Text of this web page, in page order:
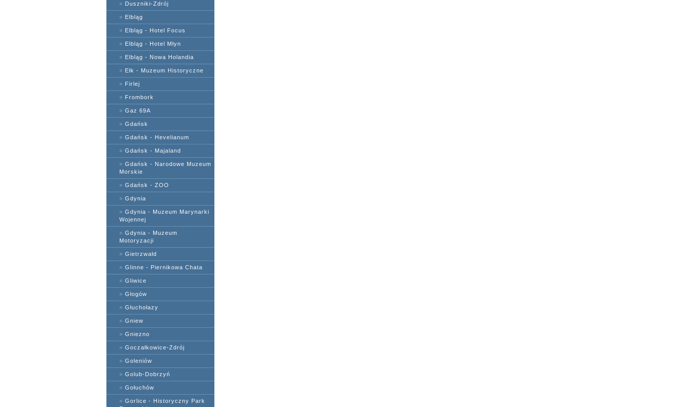
» Duszniki-Zdrój
» Elbląg
» Elbląg - Hotel Focus
» Elbląg - Hotel Młyn
» Elbląg - Nowa Holandia
» Ełk - Muzeum Historyczne
» Firlej
» Frombork
» Gaz 69A
» Gdańsk
» Gdańsk - Hevelianum
» Gdańsk - Majaland
» Gdańsk - Narodowe Muzeum
Morskie
» Gdańsk - ZOO
» Gdynia
» Gdynia - Muzeum Marynarki
Wojennej
» Gdynia - Muzeum
Motoryzacji
» Gietrzwałd
» Glinne - Piernikowa Chata
» Gliwice
» Głogów
» Głuchołazy
» Gniew
» Gniezno
» Goczałkowice-Zdrój
» Goleniów
» Golub-Dobrzyń
» Gołuchów
» Gorlice - Historyczny Park